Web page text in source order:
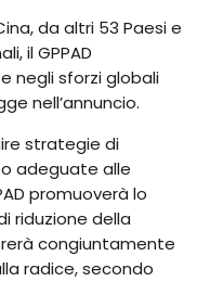
da altri 53 Paesi e
il GPPAD
negli sforzi globali
nell’annuncio.
strategie di
adeguate alle
promuoverà lo
riduzione della
congiuntamente
radice, secondo